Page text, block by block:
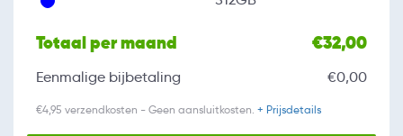
Totaal per maand €32,00
Eenmalige bijbetaling €0,00
€4,95 verzendkosten - Geen aansluitkosten. + Prijsdetails